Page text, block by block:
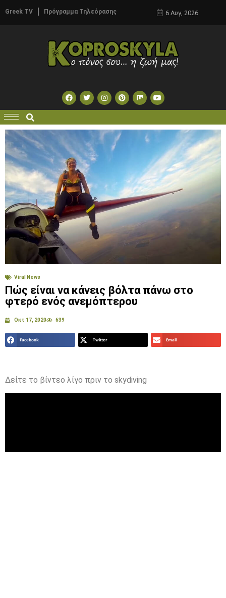
Greek TV Πρόγραμμα Τηλεόρασης 6 Αυγ, 2026
Viral News
Πώς είναι να κάνεις βόλτα πάνω στο
φτερό ενός ανεμόπτερου
Οκτ 17, 2020 639
Facebook Twitter Email
Δείτε το βίντεο λίγο πριν το skydiving